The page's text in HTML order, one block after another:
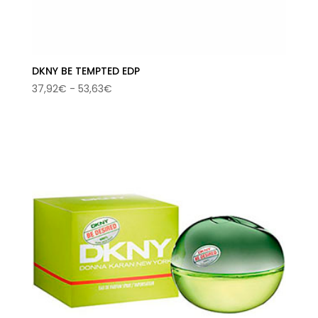
DKNY BE TEMPTED EDP
37,92€ - 53,63€Rango